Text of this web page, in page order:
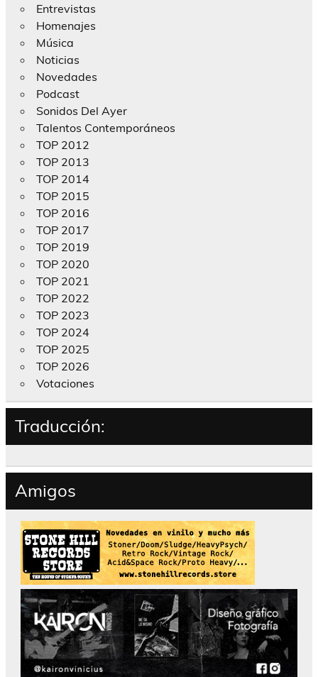
Entrevistas
Homenajes
Música
Noticias
Novedades
Podcast
Sonidos Del Ayer
Talentos Contemporáneos
TOP 2012
TOP 2013
TOP 2014
TOP 2015
TOP 2016
TOP 2017
TOP 2019
TOP 2020
TOP 2021
TOP 2022
TOP 2023
TOP 2024
TOP 2025
TOP 2026
Votaciones
Traducción:
Amigos